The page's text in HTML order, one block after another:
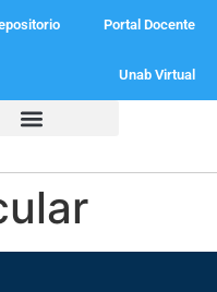
Portal Docente
Unab Virtual